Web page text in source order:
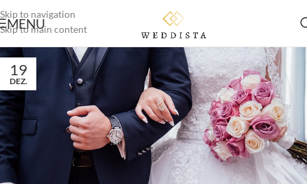
Skip to navigation
Skip to main content
MENU
19
DEZ.